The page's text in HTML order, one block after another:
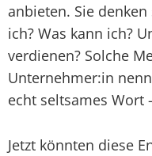
anbieten. Sie
ich? Was kann ich?
verdienen? Solche
Unternehmer:in
echt seltsames Wort
Jetzt könnten diese